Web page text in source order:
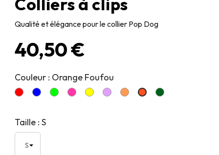
Colliers à clips
Qualité et élégance pour le collier Pop Dog
40,50 €
Couleur : Orange Foufou
Rouge Diablotin
Bleu Dragueur
Vert PirateRose Glouton
Jaune Joyeux
Violet Tout Doux
Pêche Pitchoune
Orange Foufou
Vert Elégant
Taille : S